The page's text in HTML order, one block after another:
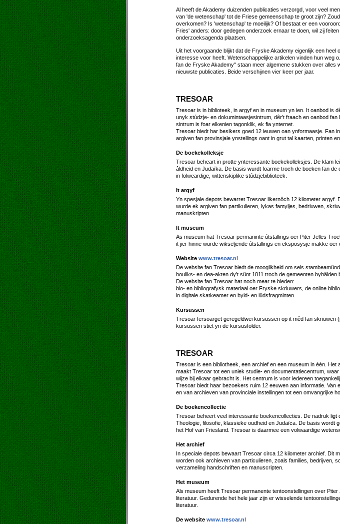
Al heeft de Akademy duizenden publicaties verzorgd, voor veel
van 'de wetenschap' tot de Friese gemeenschap te groot zijn?
overkomen? Is 'wetenschap' te moeilijk? Of bestaat er een
Fries' anders: door gedegen onderzoek ernaar te doen, wil zij
onderzoeksagenda plaatsen.
Uit het voorgaande blijkt dat de Fryske Akademy eigenlijk een
interesse voor heeft. Wetenschappelijke artikelen vinden hun weg
fan de Fryske Akademy" staan meer algemene stukken over alles
nieuwste publicaties. Beide verschijnen vier keer per jaar.
TRESOAR
Tresoar is in biblioteek, in argyf en in museum yn ien. It oanbod is
unyk stúdzje- en dokumintaasjesintrum, dêr’t fraach en oanbod
sintrum is foar elkenien tagonklik, ek fia ynternet.
Tresoar biedt har besikers goed 12 ieuwen oan ynformaasje. Fan
argiven fan provinsjale ynstellings oant in grut tal kaarten, printen en
De boekekolleksje
Tresoar beheart in protte ynteressante boekekolleksjes. De klam
âldheid en Judaïka. De basis wurdt foarme troch de boeken fan
in folweardige, wittenskiplike stúdzjebiblioteek.
It argyf
Yn spesjale depots bewarret Tresoar likernôch 12 kilometer
wurde ek argiven fan partikulieren, lykas famyljes, bedriuwen,
manuskripten.
It museum
As museum hat Tresoar permaninte útstallings oer Piter Jelles
it jier hinne wurde wikseljende útstallings en eksposysje makke
Website www.tresoar.nl
De website fan Tresoar biedt de mooglikheid om sels
houliks- en dea-akten dy’t sûnt 1811 troch de gemeenten byhâlden
De website fan Tresoar hat noch mear te bieden:
bio- en bibliografysk materiaal oer Fryske skriuwers, de online
in digitale skatkeamer en byld- en lûdsfragminten.
Kursussen
Tresoar fersoarget geregeldwei kursussen op it mêd fan
kursussen stiet yn de kursusfolder.
TRESOAR
Tresoar is een bibliotheek, een archief en een museum in één.
maakt Tresoar tot een uniek studie- en documentatiecentrum,
wijze bij elkaar gebracht is. Het centrum is voor iedereen
Tresoar biedt haar bezoekers ruim 12 eeuwen aan informatie. Van
en van archieven van provinciale instellingen tot een omvangrijke
De boekencollectie
Tresoar beheert veel interessante boekencollecties. De nadruk
Theologie, filosofie, klassieke oudheid en Judaïca. De basis
het Hof van Friesland. Tresoar is daarmee een volwaardige
Het archief
In speciale depots bewaart Tresoar circa 12 kilometer archief. Dit
worden ook archieven van particulieren, zoals families, bedrijven,
verzameling handschriften en manuscripten.
Het museum
Als museum heeft Tresoar permanente tentoonstellingen over
literatuur. Gedurende het hele jaar zijn er wisselende
literatuur.
De website www.tresoar.nl